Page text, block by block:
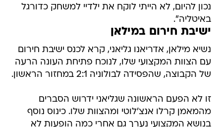
נכון להיום, לא הייתי לוקח את ילדיי למשחק כדורגל
באיטליה".
ישיבת חירום במילאן
נשיא מילאן, אדריאנו גליאני, קרא לכנס ישיבת חירום
עם הצוות המקצועי שלו, לנוכח פתיחת העונה הרעה
של הקבוצה, שהפסידה לבולוניה 2:1 במחזור הראשון.
זו לא הפעם הראשונה שגליאני ידרוש הסברים
מהמאמן קרלו אנצ'לוטי ומהצוות שלו. כינוס נוסף
בנושא המקצועי נערך גם אחרי כמה הופעות לא